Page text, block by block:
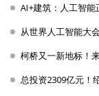
AI+建筑：人工智
从世界人工智能大
柯桥又一新地标！
总投资2309亿元！